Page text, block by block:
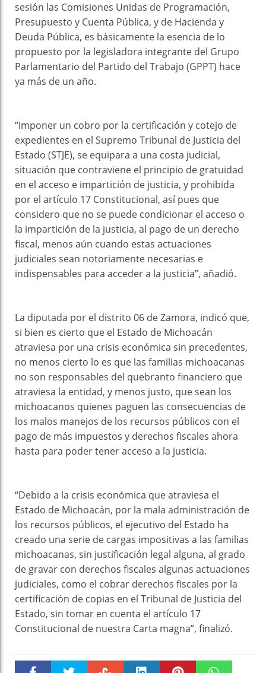
sesión las Comisiones Unidas de Programación,
Presupuesto y Cuenta Pública, y de Hacienda y
Deuda Pública, es básicamente la esencia de lo
propuesto por la legisladora integrante del Grupo
Parlamentario del Partido del Trabajo (GPPT) hace
ya más de un año.
“Imponer un cobro por la certificación y cotejo de
expedientes en el Supremo Tribunal de Justicia del
Estado (STJE), se equipara a una costa judicial,
situación que contraviene el principio de gratuidad
en el acceso e impartición de justicia, y prohibida
por el artículo 17 Constitucional, así pues que
considero que no se puede condicionar el acceso o
la impartición de la justicia, al pago de un derecho
fiscal, menos aún cuando estas actuaciones
judiciales sean notoriamente necesarias e
indispensables para acceder a la justicia”, añadió.
La diputada por el distrito 06 de Zamora, indicó que,
si bien es cierto que el Estado de Michoacán
atraviesa por una crisis económica sin precedentes,
no menos cierto lo es que las familias michoacanas
no son responsables del quebranto financiero que
atraviesa la entidad, y menos justo, que sean los
michoacanos quienes paguen las consecuencias de
los malos manejos de los recursos públicos con el
pago de más impuestos y derechos fiscales ahora
hasta para poder tener acceso a la justicia.
“Debido a la crisis económica que atraviesa el
Estado de Michoacán, por la mala administración de
los recursos públicos, el ejecutivo del Estado ha
creado una serie de cargas impositivas a las familias
michoacanas, sin justificación legal alguna, al grado
de gravar con derechos fiscales algunas actuaciones
judiciales, como el cobrar derechos fiscales por la
certificación de copias en el Tribunal de Justicia del
Estado, sin tomar en cuenta el artículo 17
Constitucional de nuestra Carta magna”, finalizó.